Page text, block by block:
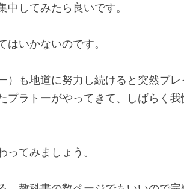
ても、あまり変わり映えのない成
はいかないのです。
ラトーがやってきて、しばらく我